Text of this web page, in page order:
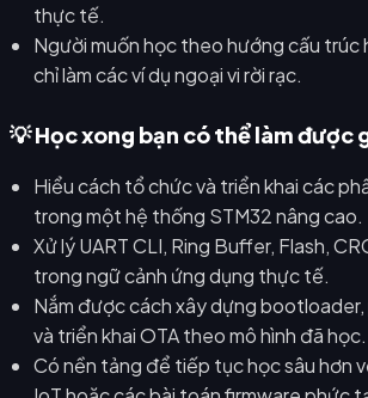
thực tế.
Người muốn học theo hướng cấu trúc
chỉ làm các ví dụ ngoại vi rời rạc.
💡 Học xong bạn có thể làm được
Hiểu cách tổ chức và triển khai các
trong một hệ thống STM32 nâng cao.
Xử lý UART CLI, Ring Buffer, Flash,
trong ngữ cảnh ứng dụng thực tế.
Nắm được cách xây dựng bootloader,
và triển khai OTA theo mô hình đã học.
Có nền tảng để tiếp tục học sâu hơn